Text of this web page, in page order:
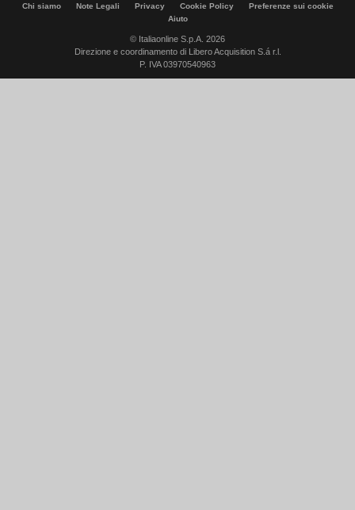
Chi siamo Note Legali Privacy Cookie Policy
Preferenze sui cookie
Aiuto
© Italiaonline S.p.A. 2026
Direzione e coordinamento di Libero Acquisition S.á r.l.
P. IVA 03970540963